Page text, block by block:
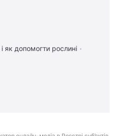
як допомогти рослині